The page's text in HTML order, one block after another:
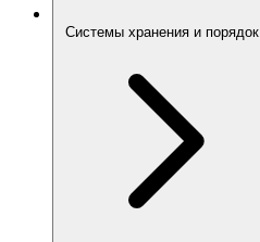
Системы хранения и порядок